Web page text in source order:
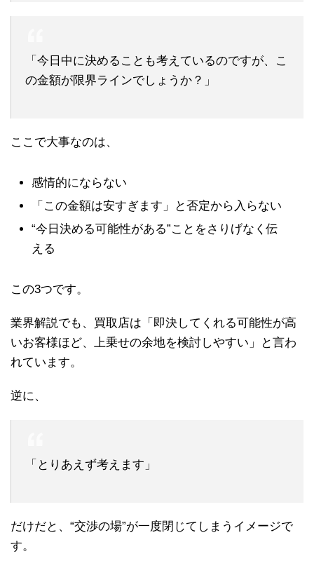
「今日中に決めることも考えているのですが、こ
の金額が限界ラインでしょうか？」
ここで大事なのは、
感情的にならない
「この金額は安すぎます」と否定から入らない
“今日決める可能性がある”ことをさりげなく伝
える
この3つです。
業界解説でも、買取店は「即決してくれる可能性が高
いお客様ほど、上乗せの余地を検討しやすい」と言わ
れています。
逆に、
「とりあえず考えます」
だけだと、“交渉の場”が一度閉じてしまうイメージで
す。